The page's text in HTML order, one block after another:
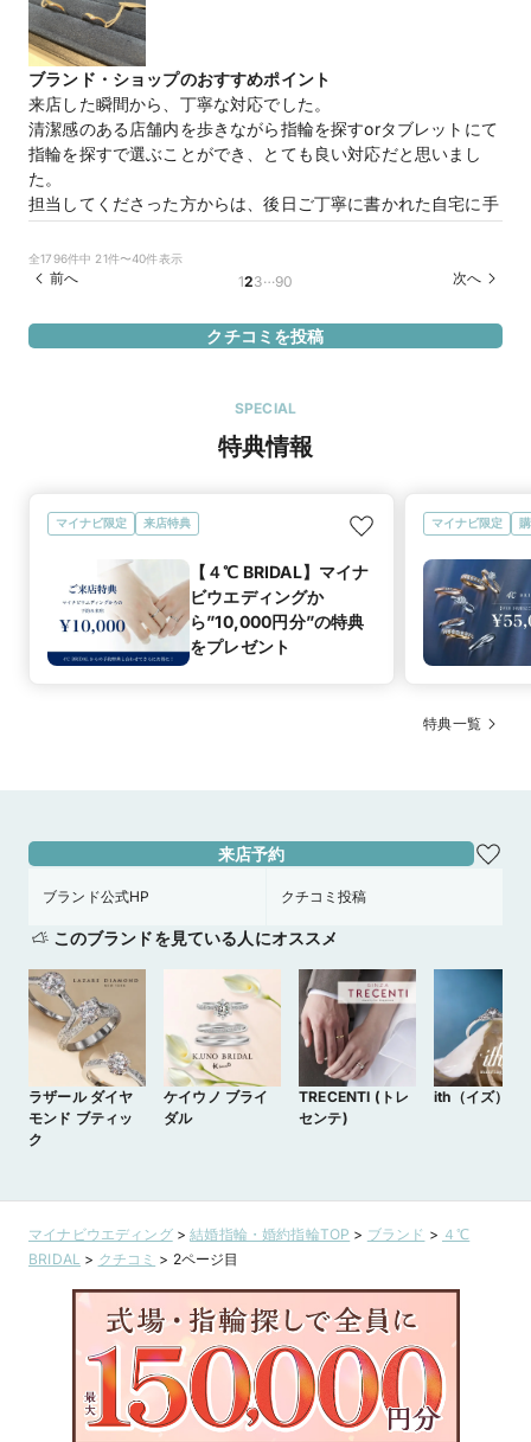
ショーケースを見て選べなかったのは残念でしたが（もしかし
たら、その中に運命の出会いがあったかもしれないので）
無理に押し付ける事なく、側で寄り添って終始素敵な対応をし
ていただいた
こちらの担当様に指輪をお世話していただきたいと強く思い、
こちらの担当様がチョイスして下さった中から決めたので後悔
はないですし
そういった思い出もつまった指輪を大切にできる事が幸せだと
商品名
価格帯
ですね！あと、石留めサービスなどもあるなんて凄すぎる！最
後にウェブで、見れるカタログも頂き大変満足でした(^^)
選んだ商品を気に入った理由
ダイヤモンドの輝きが綺麗でした！！4℃の宝石は透明感がか
なり高い物が標準なのでしょうか(^^)私が選んだ指輪は15石も
のでボリューミーなのですが、エレガントにきゅっとまとまっ
ているものでした！プラチナの純度がかなり高いと伺いまし
た！
ブランド・ショップのおすすめポイント
来店した瞬間から、丁寧な対応でした。
清潔感のある店舗内を歩きながら指輪を探すorタブレットにて
指輪を探すで選ぶことができ、とても良い対応だと思いまし
た。
担当してくださった方からは、後日ご丁寧に書かれた自宅に手
紙が郵送され、とても感動しました！！
選んだ商品を気に入った理由
Vラインのデザインで探しており、とても気に入ったデザイン
店員さんも、婚約指輪と合うデザインを提案や探してくださっ
たり、とても丁寧なご対応で安心して過ごすことができまし
全1796件中 21件〜40件表示
前へ 123…90 次へ
クチコミを投稿
SPECIAL
特典情報
マイナビ限定 来店特典
【４℃ BRIDAL】マイナ
ビウエディングか
ら”10,000円分”の特典
をプレゼント
マイナビ限定
特典一覧
来店予約
ブランド公式HP クチコミ投稿
このブランドを見ている人にオススメ
ラザール ダイヤ
モンド ブティッ
ク
ケイウノ ブライ
ダル
TRECENTI (トレ
センテ)
ith（イズ）
マイナビウエディング>結婚指輪・婚約指輪TOP > ブランド > ４℃
BRIDAL > クチコミ > 2ページ目